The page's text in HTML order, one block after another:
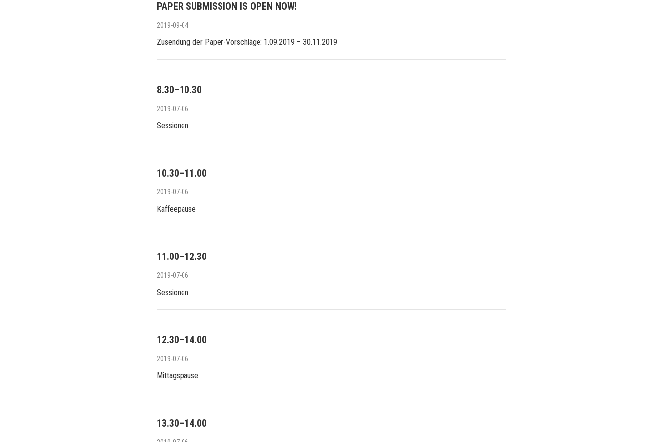
PAPER SUBMISSION IS OPEN NOW!
2019-09-04
Zusendung der Paper-Vorschläge: 1.09.2019 – 30.11.2019
8.30–10.30
2019-07-06
Sessionen
10.30–11.00
2019-07-06
Kaffeepause
11.00–12.30
2019-07-06
Sessionen
12.30–14.00
2019-07-06
Mittagspause
13.30–14.00